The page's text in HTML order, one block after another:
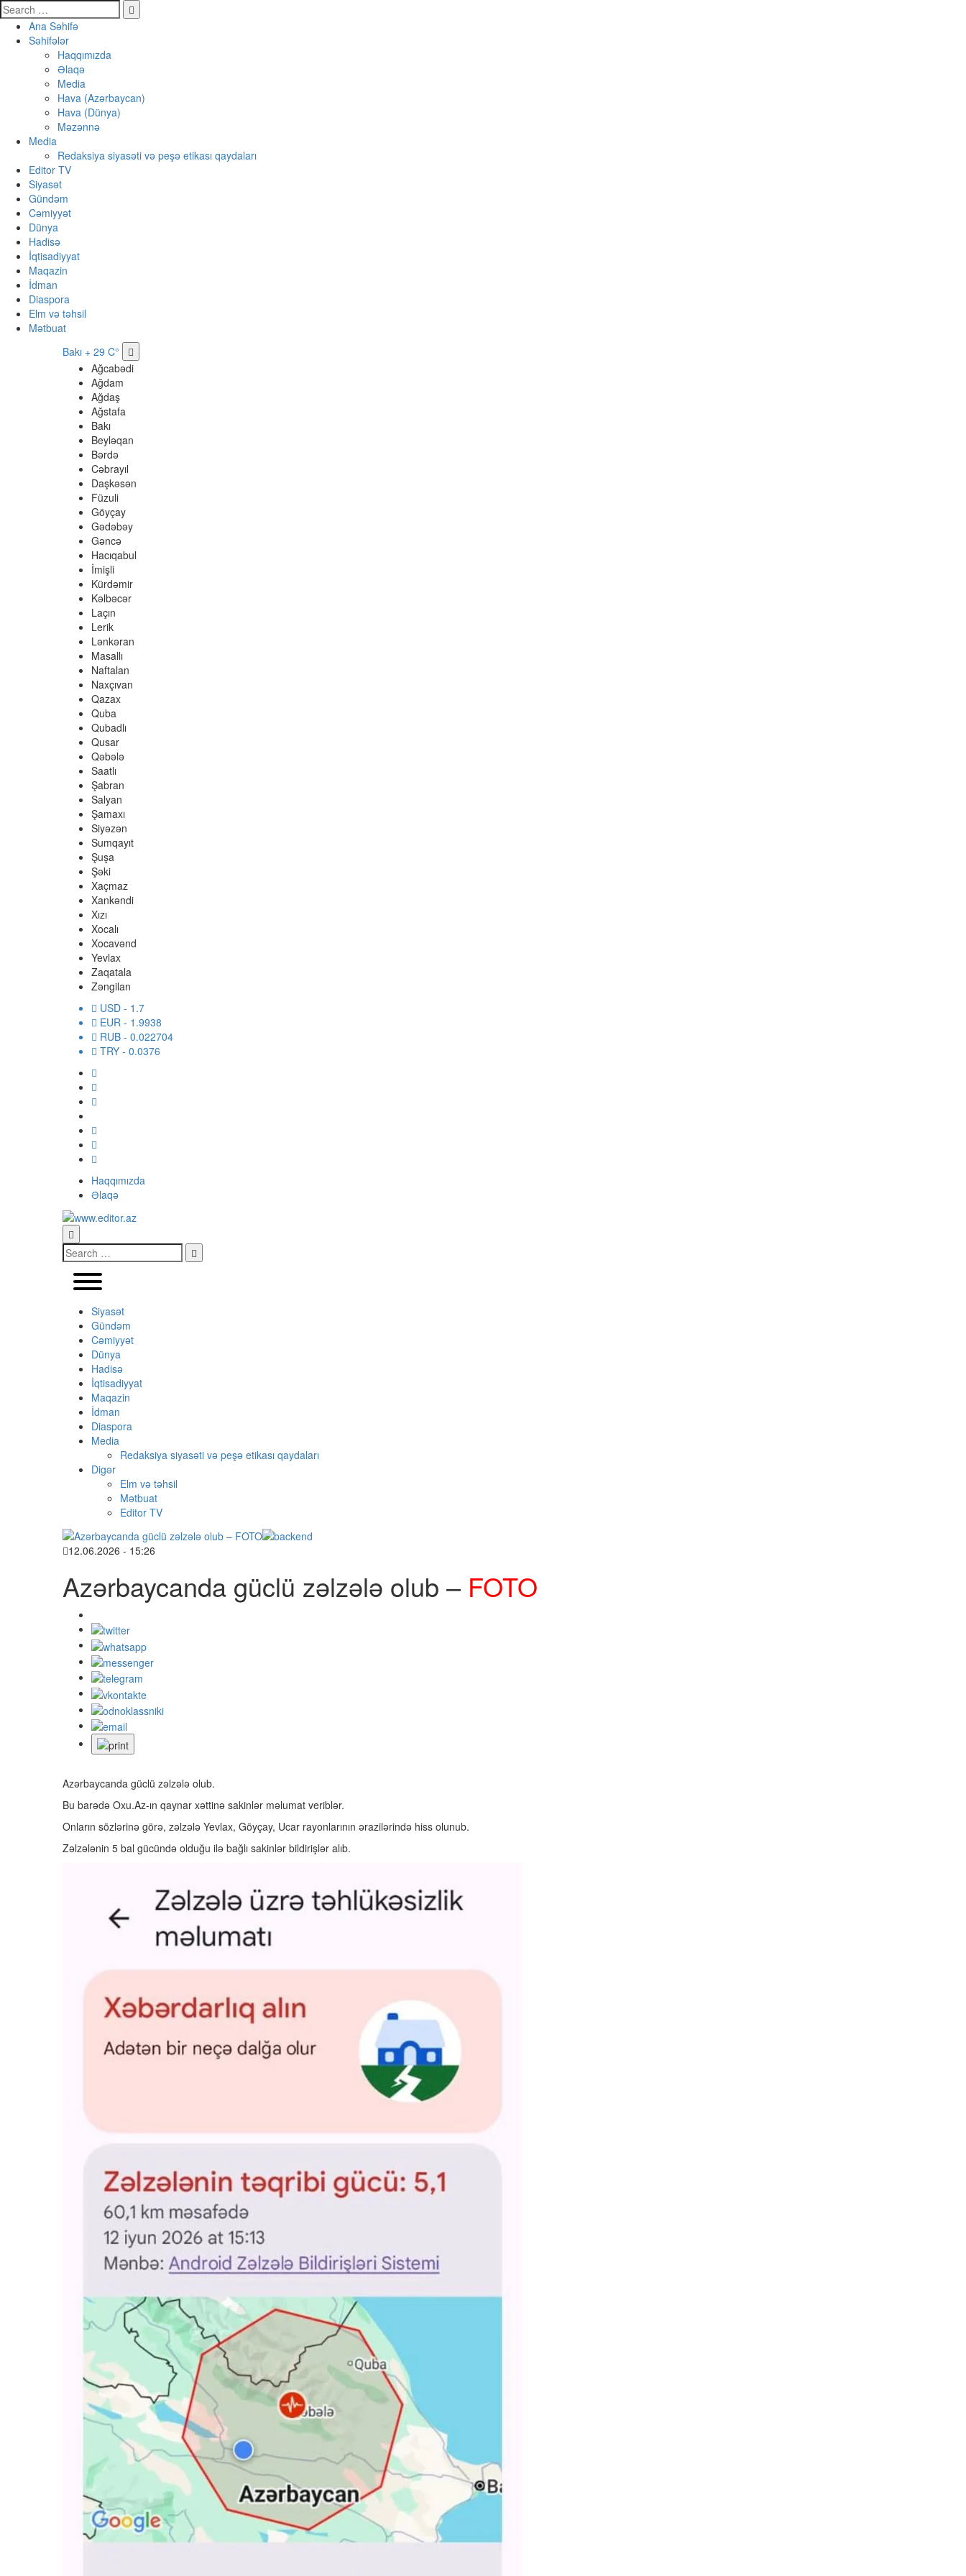
Ana Səhifə
Səhifələr
Haqqımızda
Əlaqə
Media
Hava (Azərbaycan)
Hava (Dünya)
Məzənnə
Media
Redaksiya siyasəti və peşə etikası qaydaları
Editor TV
Siyasət
Gündəm
Cəmiyyət
Dünya
Hadisə
İqtisadiyyat
Maqazin
İdman
Diaspora
Elm və təhsil
Mətbuat
Bakı + 29 C°
Ağcabədi
Ağdam
Ağdaş
Ağstafa
Bakı
Beyləqan
Bərdə
Cəbrayıl
Daşkəsən
Füzuli
Göyçay
Gədəbəy
Gəncə
Hacıqabul
İmişli
Kürdəmir
Kəlbəcər
Laçın
Lerik
Lənkəran
Masallı
Naftalan
Naxçıvan
Qazax
Quba
Qubadlı
Qusar
Qəbələ
Saatlı
Şabran
Salyan
Şamaxı
Siyəzən
Sumqayıt
Şuşa
Şəki
Xaçmaz
Xankəndi
Xızı
Xocalı
Xocavənd
Yevlax
Zaqatala
Zəngilan
USD - 1.7
EUR - 1.9938
RUB - 0.022704
TRY - 0.0376
Haqqımızda
Əlaqə
Siyasət
Gündəm
Cəmiyyət
Dünya
Hadisə
İqtisadiyyat
Maqazin
İdman
Diaspora
Media
Redaksiya siyasəti və peşə etikası qaydaları
Digər
Elm və təhsil
Mətbuat
Editor TV
12.06.2026 - 15:26
Azərbaycanda güclü zəlzələ olub – FOTO
Azərbaycanda güclü zəlzələ olub.
Bu barədə Oxu.Az-ın qaynar xəttinə sakinlər məlumat veriblər.
Onların sözlərinə görə, zəlzələ Yevlax, Göyçay, Ucar rayonlarının ərazilərində hiss olunub.
Zəlzələnin 5 bal gücündə olduğu ilə bağlı sakinlər bildirişlər alıb.